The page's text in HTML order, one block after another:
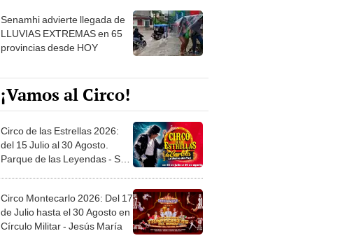
Senamhi advierte llegada de
LLUVIAS EXTREMAS en 65
provincias desde HOY
¡Vamos al Circo!
Circo de las Estrellas 2026:
del 15 Julio al 30 Agosto.
Parque de las Leyendas - San
Circo Montecarlo 2026: Del 17
de Julio hasta el 30 Agosto en
Círculo Militar - Jesús María